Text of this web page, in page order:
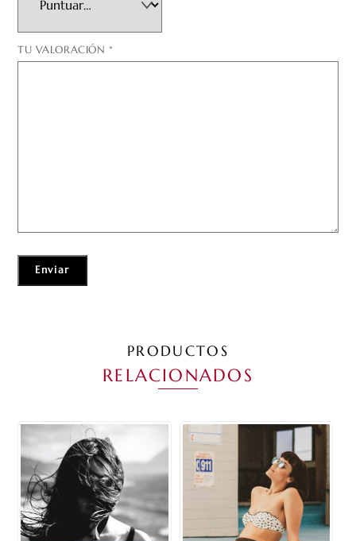
TU VALORACIÓN *
PRODUCTOS
RELACIONADOS